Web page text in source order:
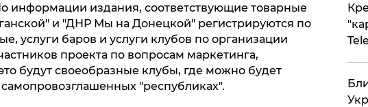
информации издания, соответствующие товарные
и "ДНР Мы на Донецкой" регистрируются по
услуги баров и услуги клубов по организации
проекта по вопросам маркетинга,
будут своеобразные клубы, где можно будет
"республиках".